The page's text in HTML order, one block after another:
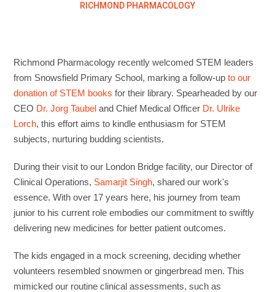
RICHMOND PHARMACOLOGY
Richmond Pharmacology recently welcomed STEM leaders
from Snowsfield Primary School, marking a follow-upto our
donation of STEM books for their library. Spearheaded by our
CEO Dr. Jorg Taubel and Chief Medical Officer Dr. Ulrike
Lorch, this effort aims to kindle enthusiasm for STEM
subjects, nurturing budding scientists.
During their visit to our London Bridge facility, our Director of
Clinical Operations, Samarjit Singh, shared our work's
essence. With over 17 years here, his journey from team
junior to his current role embodies our commitment to swiftly
delivering new medicines for better patient outcomes.
The kids engaged in a mock screening, deciding whether
volunteers resembled snowmen or gingerbread men. This
mimicked our routine clinical assessments, such as